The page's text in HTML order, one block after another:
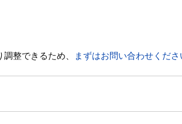
整できるため、 まずはお問い合わせくださ